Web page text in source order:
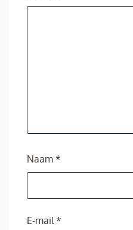
Naam *
E-mail*